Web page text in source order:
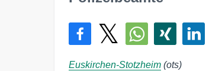
Euskirchen-Stotzheim (ots)